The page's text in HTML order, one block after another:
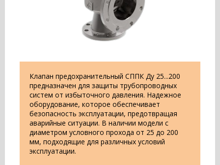
Клапан предохранительный СППК Ду 25...200
предназначен для защиты трубопроводных
систем от избыточного давления. Надежное
оборудование, которое обеспечивает
безопасность эксплуатации, предотвращая
аварийные ситуации. В наличии модели с
диаметром условного прохода от 25 до 200
мм, подходящие для различных условий
эксплуатации.